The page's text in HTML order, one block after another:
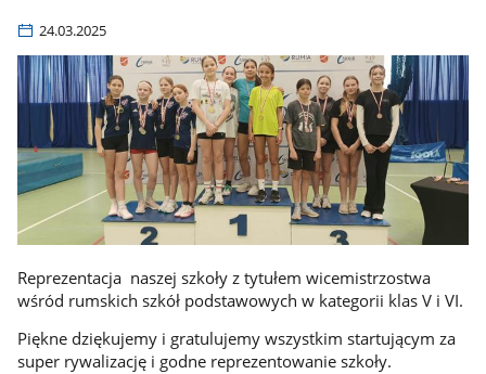
24.03.2025
Reprezentacja naszej szkoły z tytułem wicemistrzostwa
wśród rumskich szkół podstawowych w kategorii klas V i VI.
Piękne dziękujemy i gratulujemy wszystkim startującym za
super rywalizację i godne reprezentowanie szkoły.